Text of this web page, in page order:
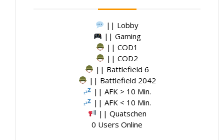
|| Lobby
|| Gaming
|| COD1
|| COD2
|| Battlefield 6
|| Battlefield 2042
|| AFK > 10 Min.
|| AFK < 10 Min.
|| Quatschen
0 Users Online